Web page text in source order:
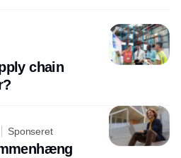
chain
Sponseret